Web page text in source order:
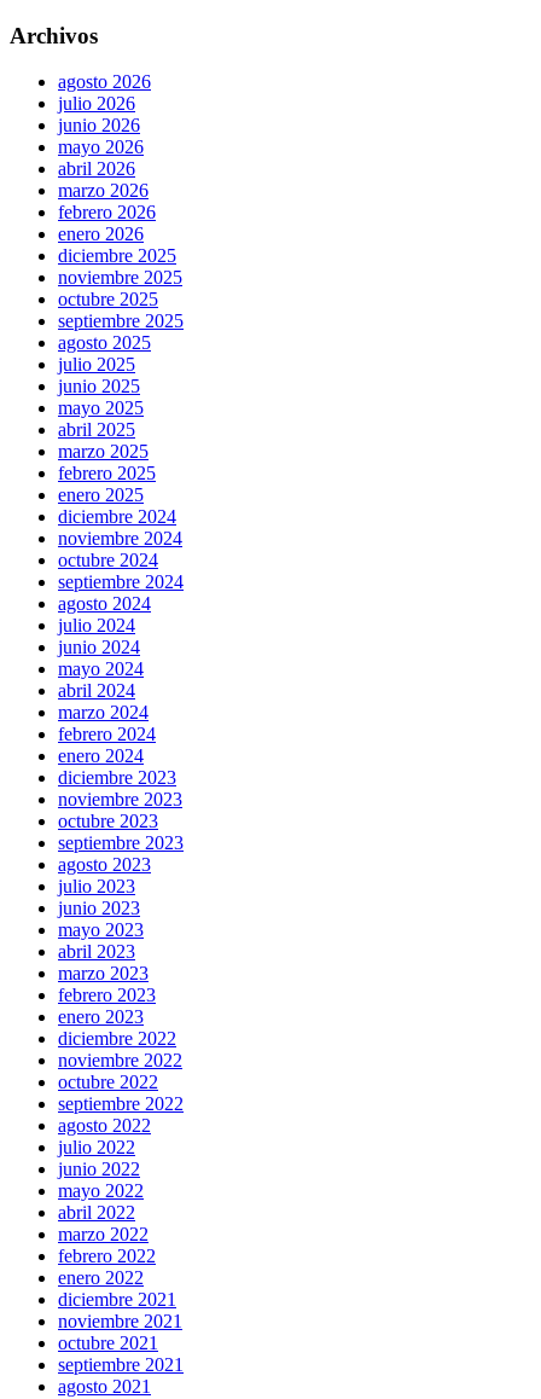
Archivos
agosto 2026
julio 2026
junio 2026
mayo 2026
abril 2026
marzo 2026
febrero 2026
enero 2026
diciembre 2025
noviembre 2025
octubre 2025
septiembre 2025
agosto 2025
julio 2025
junio 2025
mayo 2025
abril 2025
marzo 2025
febrero 2025
enero 2025
diciembre 2024
noviembre 2024
octubre 2024
septiembre 2024
agosto 2024
julio 2024
junio 2024
mayo 2024
abril 2024
marzo 2024
febrero 2024
enero 2024
diciembre 2023
noviembre 2023
octubre 2023
septiembre 2023
agosto 2023
julio 2023
junio 2023
mayo 2023
abril 2023
marzo 2023
febrero 2023
enero 2023
diciembre 2022
noviembre 2022
octubre 2022
septiembre 2022
agosto 2022
julio 2022
junio 2022
mayo 2022
abril 2022
marzo 2022
febrero 2022
enero 2022
diciembre 2021
noviembre 2021
octubre 2021
septiembre 2021
agosto 2021